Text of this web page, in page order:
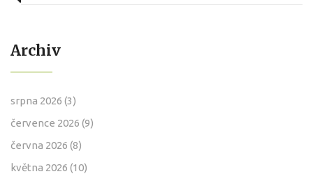
Archiv
srpna 2026 (3)
července 2026 (9)
června 2026 (8)
května 2026 (10)